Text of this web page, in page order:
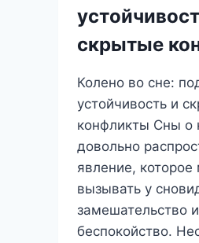
скрытые
Колено во сне:
устойчивость и
конфликты Сны о
довольно
явление,
вызывать у
замешательство и
беспокойство.